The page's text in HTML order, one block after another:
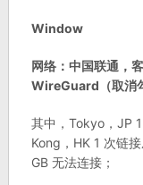
Window
网络：中国联通，
WireGuard（取消
其中，Tokyo，JP
Kong，HK 1 次链
GB 无法连接；